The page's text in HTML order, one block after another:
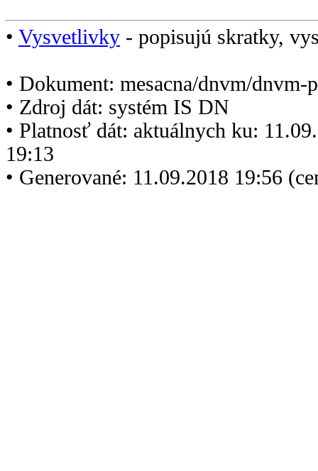
• Vysvetlivky - popisujú skratky,
• Dokument: mesacna/dnvm/dnvm-
• Zdroj dát: systém IS DN
• Platnosť dát: aktuálnych ku:
19:13
• Generované: 11.09.2018 19:56